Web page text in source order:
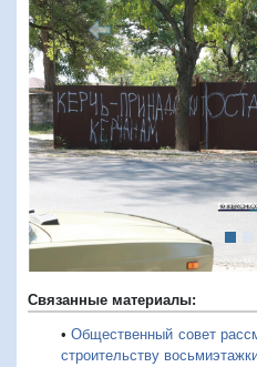
Предыдущий
Связанные материалы:
•Общественный совет
строительству